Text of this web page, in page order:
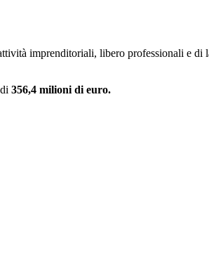
imprenditoriali, libero professionali e
356,4 milioni di euro.